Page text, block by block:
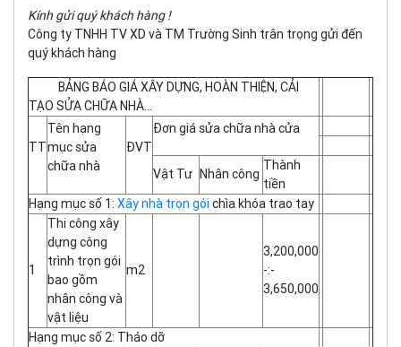
Kính gửi quý khách hàng !
Công ty TNHH TV XD và TM Trường Sinh trân trọng gửi đến
quý khách hàng
BẢNG BÁO GIÁ XÂY DỰNG, HOÀN THIỆN, CẢI
TẠO SỬA CHỮA NHÀ…
TT
Tên hạng
mục sửa
chữa nhà
ĐVT
Đơn giá sửa chữa nhà cửa
Vật Tư Nhân công
Thành
tiền
Hạng mục số 1: Xây nhà trọn gói chìa khóa trao tay
1
Thi công xây
dựng công
trình trọn gói
bao gồm
nhân công và
vật liệu
m2
3,200,000
-:-
3,650,000
Hạng mục số 2: Tháo dỡ